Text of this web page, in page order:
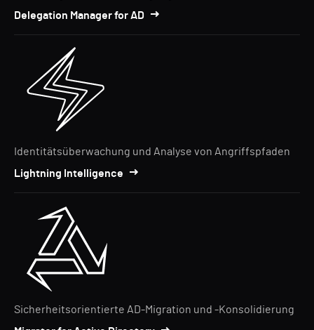
Delegation Manager for AD
Identitätsüberwachung und Analyse von Angriffspfaden
Lightning Intelligence
Sicherheitsorientierte AD-Migration und -Konsolidierung